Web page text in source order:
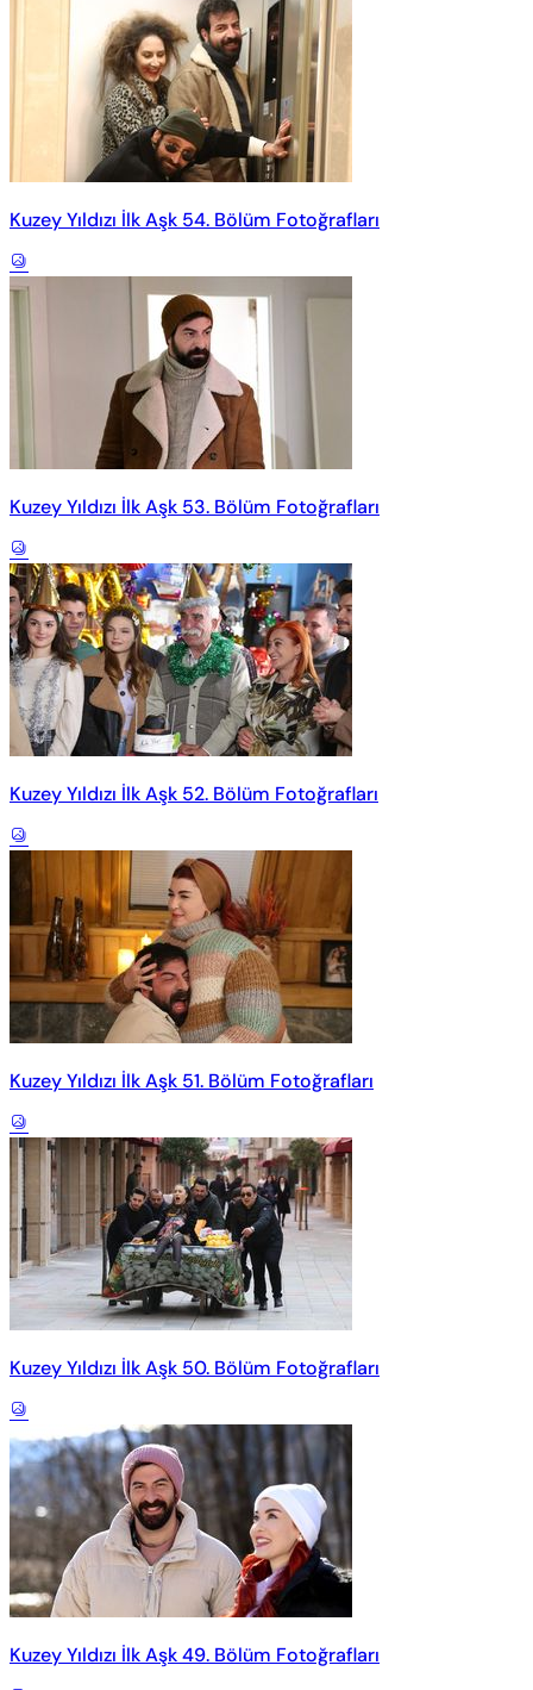
Kuzey Yıldızı İlk Aşk 54. Bölüm Fotoğrafları
Kuzey Yıldızı İlk Aşk 53. Bölüm Fotoğrafları
Kuzey Yıldızı İlk Aşk 52. Bölüm Fotoğrafları
Kuzey Yıldızı İlk Aşk 51. Bölüm Fotoğrafları
Kuzey Yıldızı İlk Aşk 50. Bölüm Fotoğrafları
Kuzey Yıldızı İlk Aşk 49. Bölüm Fotoğrafları